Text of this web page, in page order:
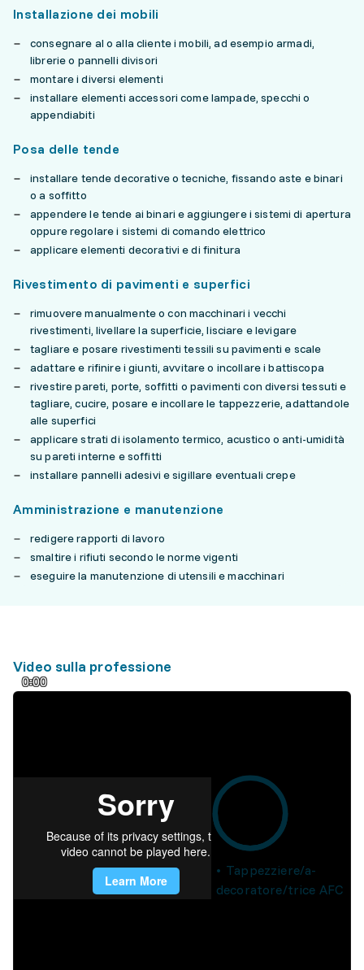
Installazione dei mobili
consegnare al o alla cliente i mobili, ad esempio armadi,
librerie o pannelli divisori
montare i diversi elementi
installare elementi accessori come lampade, specchi o
appendiabiti
Posa delle tende
installare tende decorative o tecniche, fissando aste e binari
o a soffitto
appendere le tende ai binari e aggiungere i sistemi di apertura
oppure regolare i sistemi di comando elettrico
applicare elementi decorativi e di finitura
Rivestimento di pavimenti e superfici
rimuovere manualmente o con macchinari i vecchi
rivestimenti, livellare la superficie, lisciare e levigare
tagliare e posare rivestimenti tessili su pavimenti e scale
adattare e rifinire i giunti, avvitare o incollare i battiscopa
rivestire pareti, porte, soffitti o pavimenti con diversi tessuti e
tagliare, cucire, posare e incollare le tappezzerie, adattandole
alle superfici
applicare strati di isolamento termico, acustico o anti-umidità
su pareti interne e soffitti
installare pannelli adesivi e sigillare eventuali crepe
Amministrazione e manutenzione
redigere rapporti di lavoro
smaltire i rifiuti secondo le norme vigenti
eseguire la manutenzione di utensili e macchinari
Video sulla professione
0:00
Tappezziere/a-
decoratore/trice AFC